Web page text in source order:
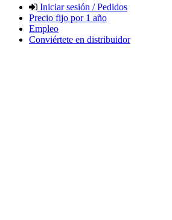
Iniciar sesión / Pedidos
Precio fijo por 1 año
Empleo
Conviértete en distribuidor